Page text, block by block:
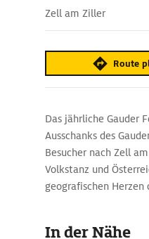
Zell am Ziller
Route
Das jährliche Gauder
Ausschanks des
Besucher nach Zell
Volkstanz und
geografischen Herzen
In der Nähe